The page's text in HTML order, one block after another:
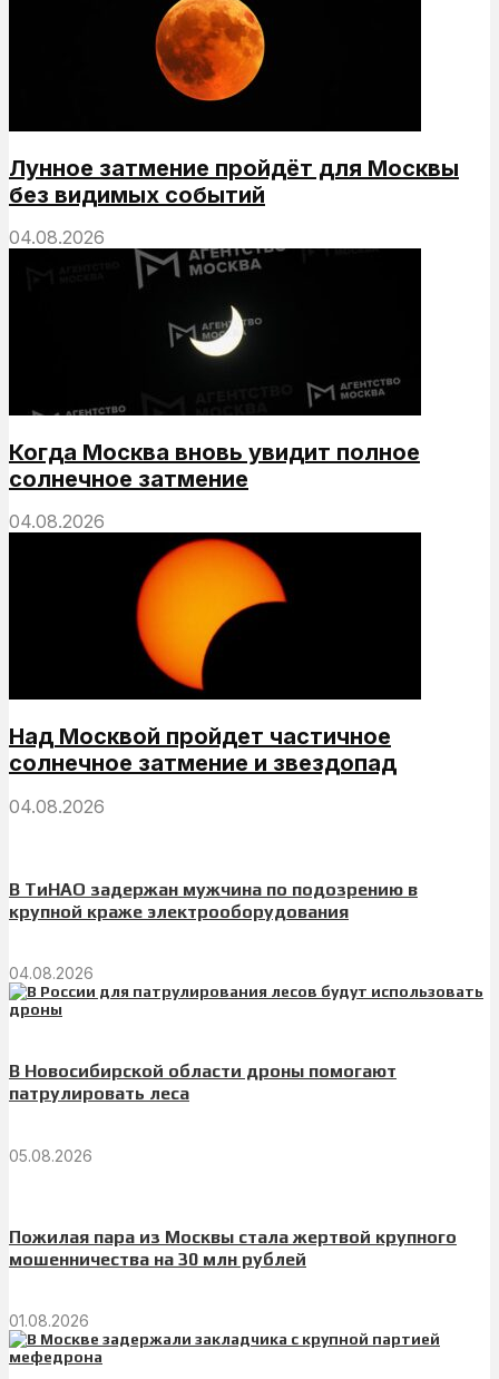
Лунное затмение пройдёт для Москвы
без видимых событий
04.08.2026
Когда Москва вновь увидит полное
солнечное затмение
04.08.2026
Над Москвой пройдет частичное
солнечное затмение и звездопад
04.08.2026
В ТиНАО задержан мужчина по подозрению в
крупной краже электрооборудования
04.08.2026
В Новосибирской области дроны помогают
патрулировать леса
05.08.2026
Пожилая пара из Москвы стала жертвой крупного
мошенничества на 30 млн рублей
01.08.2026